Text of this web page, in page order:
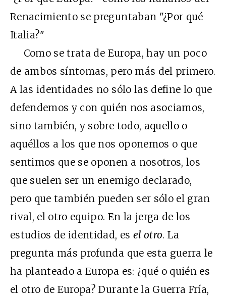
Renacimiento se preguntaban "¿Por qué
Italia?"
Como se trata de Europa, hay un poco
de ambos síntomas, pero más del primero.
A las identidades no sólo las define lo que
defendemos y con quién nos asociamos,
sino también, y sobre todo, aquello o
aquéllos a los que nos oponemos o que
sentimos que se oponen a nosotros, los
que suelen ser un enemigo declarado,
pero que también pueden ser sólo el gran
rival, el otro equipo. En la jerga de los
estudios de identidad, es el otro. La
pregunta más profunda que esta guerra le
ha planteado a Europa es: ¿qué o quién es
el otro de Europa? Durante la Guerra Fría,